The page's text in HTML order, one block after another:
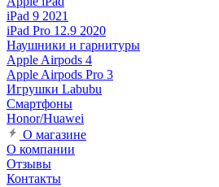
iPad 9 2021
iPad Pro 12.9 2020
Наушники и гарнитуры
Apple Airpods 4
Apple Airpods Pro 3
Игрушки Labubu
Смартфоны
Honor/Huawei
О магазине
О компании
Отзывы
Контакты